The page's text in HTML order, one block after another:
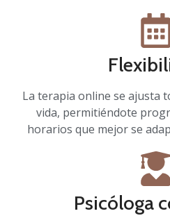
La terapia online se ajusta
vida, permitiéndote
horarios que mejor se
Psicóloga